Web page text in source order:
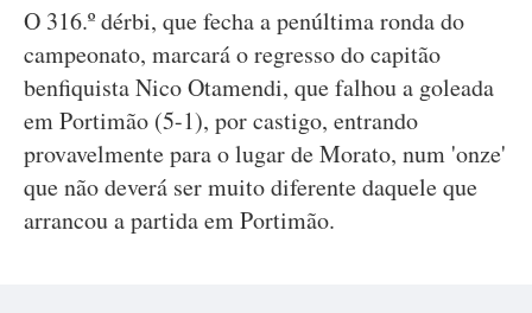
O 316.º dérbi, que fecha a penúltima ronda do
campeonato, marcará o regresso do capitão
benfiquista Nico Otamendi, que falhou a goleada
em Portimão (5-1), por castigo, entrando
provavelmente para o lugar de Morato, num 'onze'
que não deverá ser muito diferente daquele que
arrancou a partida em Portimão.